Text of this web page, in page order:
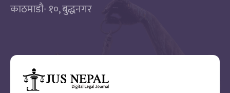
काठमाडाै‌- १०, बुद्धनगर